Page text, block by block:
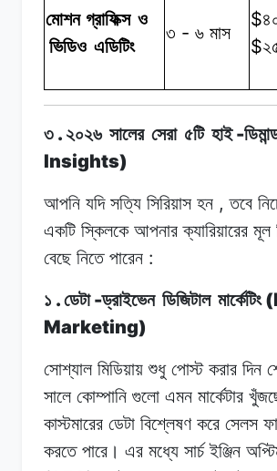
মোশন গ্রাফিক্স ও
ভিডিও এডিটিং
৩ - ৬ মাস
$
$
৩ . ২০২৬ সালের সেরা ৫টি হাই-
Insights)
আপনি যদি সত্যি সিরিয়াস হন ,তবে
একটি স্কিলকে আপনার ক্যারিয়ারের মূল
বেছে নিতে পারেন :
১ .ডেটা-ড্রাইভেন ডিজিটাল মার্কেটিং
Marketing)
সোশ্যাল মিডিয়ায় শুধু পোস্ট করার দিন
সালে কোম্পানি গুলো এমন মার্কেটার
কাস্টমারের ডেটা বিশ্লেষণ করে সেলস
করতে পারে। এর মধ্যে সার্চ ইঞ্জিন